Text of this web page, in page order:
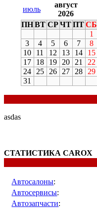
июль
август
2026
ПНВТ СР ЧТ ПТ СБ
1
3
4 5 6 7 8
10
11 12 13 14 15
17
18 19 20 21 22
24
25 26 27 28 29
31
asdas
СТАТИСТИКА CAROX
Автосалоны:
Автосервисы:
Автозапчасти: